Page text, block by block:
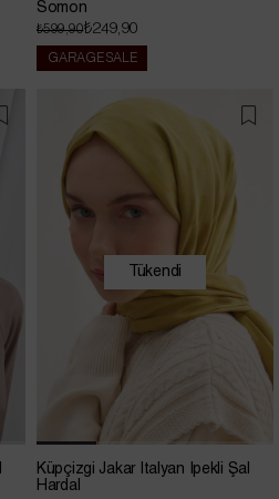
Somon
₺249,90
₺599,90
GARAGE SALE
Tükendi
Küpçizgi Jakar İtalyan İpekli Şal
Hardal